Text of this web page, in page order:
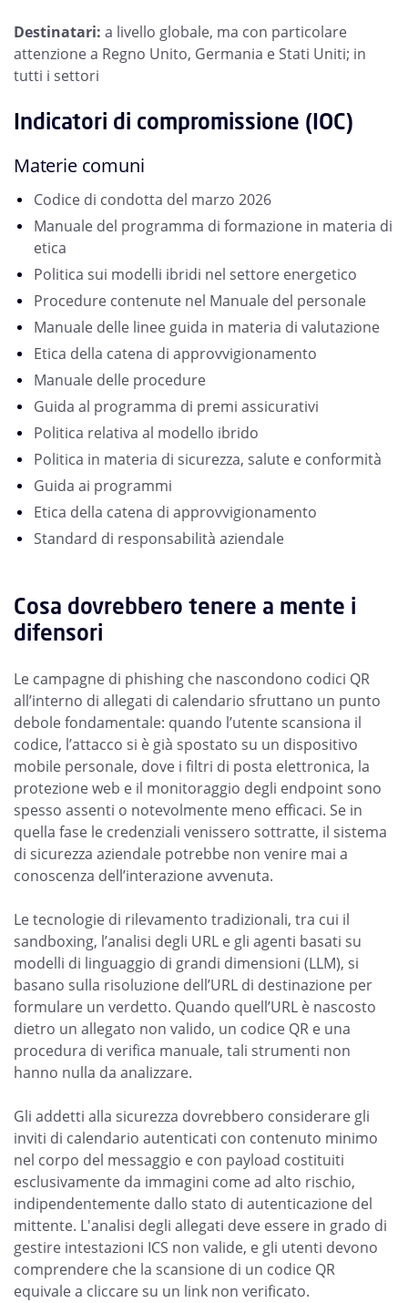
Destinatari: a livello globale, ma con particolare
attenzione a Regno Unito, Germania e Stati Uniti; in
tutti i settori
Indicatori di compromissione (IOC)
Materie comuni
Codice di condotta del marzo 2026
Manuale del programma di formazione in materia di
etica
Politica sui modelli ibridi nel settore energetico
Procedure contenute nel Manuale del personale
Manuale delle linee guida in materia di valutazione
Etica della catena di approvvigionamento
Manuale delle procedure
Guida al programma di premi assicurativi
Politica relativa al modello ibrido
Politica in materia di sicurezza, salute e conformità
Guida ai programmi
Etica della catena di approvvigionamento
Standard di responsabilità aziendale
Cosa dovrebbero tenere a mente i
difensori
Le campagne di phishing che nascondono codici QR
all’interno di allegati di calendario sfruttano un punto
debole fondamentale: quando l’utente scansiona il
codice, l’attacco si è già spostato su un dispositivo
mobile personale, dove i filtri di posta elettronica, la
protezione web e il monitoraggio degli endpoint sono
spesso assenti o notevolmente meno efficaci. Se in
quella fase le credenziali venissero sottratte, il sistema
di sicurezza aziendale potrebbe non venire mai a
conoscenza dell’interazione avvenuta.
Le tecnologie di rilevamento tradizionali, tra cui il
sandboxing, l’analisi degli URL e gli agenti basati su
modelli di linguaggio di grandi dimensioni (LLM), si
basano sulla risoluzione dell’URL di destinazione per
formulare un verdetto. Quando quell’URL è nascosto
dietro un allegato non valido, un codice QR e una
procedura di verifica manuale, tali strumenti non
hanno nulla da analizzare.
Gli addetti alla sicurezza dovrebbero considerare gli
inviti di calendario autenticati con contenuto minimo
nel corpo del messaggio e con payload costituiti
esclusivamente da immagini come ad alto rischio,
indipendentemente dallo stato di autenticazione del
mittente. L'analisi degli allegati deve essere in grado di
gestire intestazioni ICS non valide, e gli utenti devono
comprendere che la scansione di un codice QR
equivale a cliccare su un link non verificato.